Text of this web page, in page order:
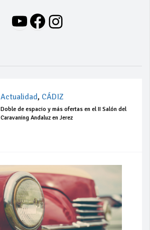
YouTube
Facebook
Instagram
Actualidad, CÁDIZ
Doble de espacio y más ofertas en el II Salón del
Caravaning Andaluz en Jerez